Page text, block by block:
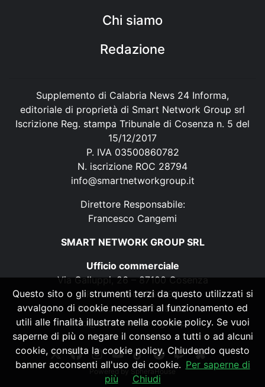
Chi siamo
Redazione
Supplemento di Calabria News 24 Informa,
editoriale di proprietà di Smart Network Group srl
Iscrizione Reg. stampa Tribunale di Cosenza n. 5 del
15/12/2017
P. IVA 03500860782
N. iscrizione ROC 28794
info@smartnetworkgroup.it
Direttore Responsabile:
Francesco Cangemi
SMART NETWORK GROUP SRL
Ufficio commerciale
Via Galluppi, 26 – 87100 Cosenza
P. IVA 03500860782
N. iscrizione ROC 28794
info@smartnetworkgroup.it
Powered by SpheraHouse
Questo sito o gli strumenti terzi da questo utilizzati si
avvalgono di cookie necessari al funzionamento ed
utili alle finalità illustrate nella cookie policy. Se vuoi
saperne di più o negare il consenso a tutti o ad alcuni
cookie, consulta la cookie policy. Chiudendo questo
banner acconsenti all'uso dei cookie. Per saperne di
più
Chiudi